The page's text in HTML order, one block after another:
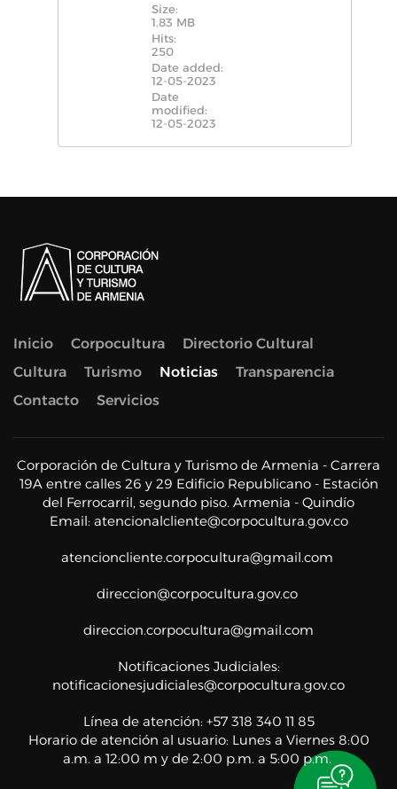
Size:
1.83 MB
Hits:
250
Date added:
12-05-2023
Date
modified:
12-05-2023
Inicio Corpocultura
Directorio Cultural
Cultura
Turismo Noticias
Transparencia
Contacto
Servicios
Corporación de Cultura y Turismo de Armenia - Carrera
19A entre calles 26 y 29 Edificio Republicano - Estación
del Ferrocarril, segundo piso. Armenia - Quindío
Email: atencionalcliente@corpocultura.gov.co
atencioncliente.corpocultura@gmail.com
direccion@corpocultura.gov.co
direccion.corpocultura@gmail.com
Notificaciones Judiciales:
notificacionesjudiciales@corpocultura.gov.co
Línea de atención: +57 318 340 11 85
Horario de atención al usuario: Lunes a Viernes 8:00
a.m. a 12:00 m y de 2:00 p.m. a 5:00 p.m.